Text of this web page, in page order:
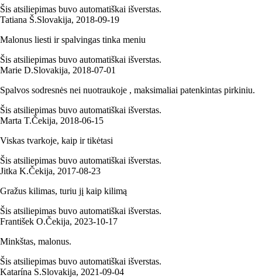
Šis atsiliepimas buvo automatiškai išverstas.
Tatiana Š.Slovakija, 2018‑09‑19
Malonus liesti ir spalvingas tinka meniu
Šis atsiliepimas buvo automatiškai išverstas.
Marie D.Slovakija, 2018‑07‑01
Spalvos sodresnės nei nuotraukoje , maksimaliai patenkintas pirkiniu.
Šis atsiliepimas buvo automatiškai išverstas.
Marta T.Čekija, 2018‑06‑15
Viskas tvarkoje, kaip ir tikėtasi
Šis atsiliepimas buvo automatiškai išverstas.
Jitka K.Čekija, 2017‑08‑23
Gražus kilimas, turiu jį kaip kilimą
Šis atsiliepimas buvo automatiškai išverstas.
František O.Čekija, 2023‑10‑17
Minkštas, malonus.
Šis atsiliepimas buvo automatiškai išverstas.
Katarína S.Slovakija, 2021‑09‑04